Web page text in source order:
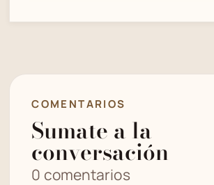
COMENTARIOS
Sumate a la
conversación
0 comentarios